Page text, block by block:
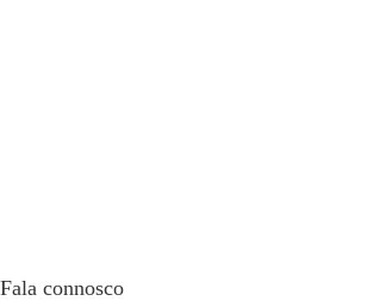
Fala connosco